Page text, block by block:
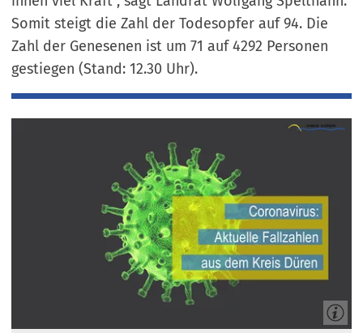
Somit steigt die Zahl der Todesopfer auf 94. Die
Zahl der Genesenen ist um 71 auf 4292 Personen
gestiegen (Stand: 12.30 Uhr).